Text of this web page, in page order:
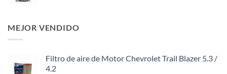
MEJOR VENDIDO
Filtro de aire de Motor Chevrolet Trail Blazer 5.3 /
4.2